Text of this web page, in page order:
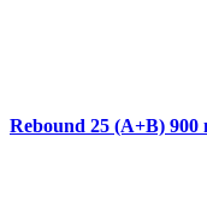
Rebound 25 (A+B)